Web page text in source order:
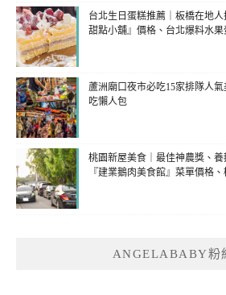
台北生日蛋糕推薦｜板橋在地
甜點小舖』價格、台北爆料水果
蘆洲廟口夜市必吃15家排隊人
吃懶人包
桃園新屋美食｜最佳神農獎、
『建業鵝肉美食館』菜單價格
ANGELABABY粉